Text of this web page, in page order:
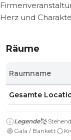
Herz und
Räume
Raumname
Gesamte
Legende Stehend
Gala / Bankett